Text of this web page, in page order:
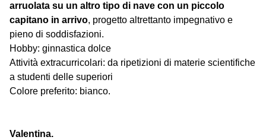
arruolata su un altro tipo di nave con un piccolo
capitano in arrivo, progetto altrettanto impegnativo e
pieno di soddisfazioni.
Hobby: ginnastica dolce
Attività extracurricolari: da ripetizioni di materie scientifiche
a studenti delle superiori
Colore preferito: bianco.
Valentina.